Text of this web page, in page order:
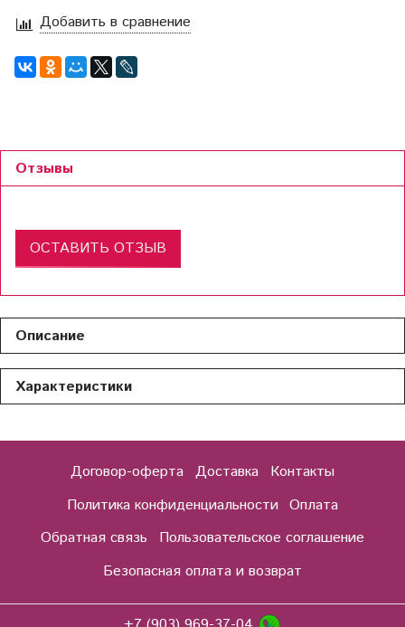
Добавить в сравнение
Отзывы
ОСТАВИТЬ ОТЗЫВ
Описание
Характеристики
Договор-оферта Доставка
Контакты
Политика конфиденциальности Оплата
Обратная связь
Пользовательское соглашение
Безопасная оплата и возврат